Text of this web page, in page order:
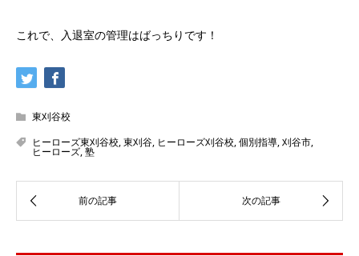
これで、入退室の管理はばっちりです！
東刈谷校
ヒーローズ東刈谷校,東刈谷, ヒーローズ刈谷校,個別指導,刈谷市,
ヒーローズ,塾